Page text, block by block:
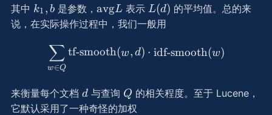
其中 k_1,
b
k1 , b是参数， \text{avg}L
avgL表示 L(d)
L(d) 的平均值。总的来
说，在实际操作过程中，我们一般用
\sum_{w \in Q}\text{tf-
w∈Q
∑ tf-smooth(w, d) ⋅ idf-smooth(w)
来衡量每个文档 d
d 与查询 Q
Q 的相关程度。至于 Lucene，
它默认采用了一种奇怪的加权